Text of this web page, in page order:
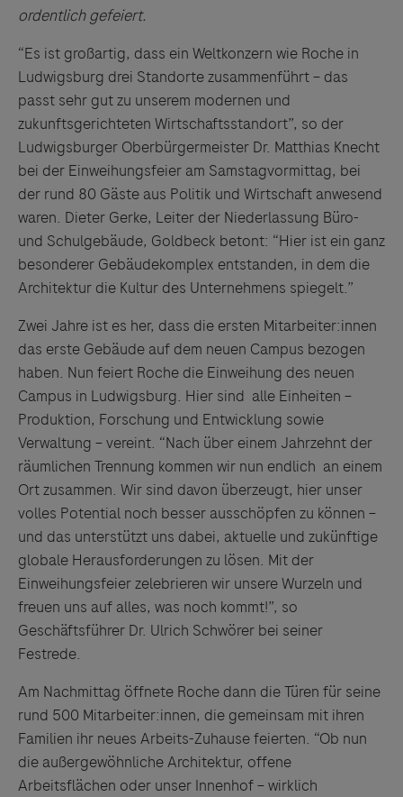
ordentlich gefeiert.
“Es ist großartig, dass ein Weltkonzern wie Roche in
Ludwigsburg drei Standorte zusammenführt – das
passt sehr gut zu unserem modernen und
zukunftsgerichteten Wirtschaftsstandort”, so der
Ludwigsburger Oberbürgermeister Dr. Matthias Knecht
bei der Einweihungsfeier am Samstagvormittag, bei
der rund 80 Gäste aus Politik und Wirtschaft anwesend
waren. Dieter Gerke, Leiter der Niederlassung Büro-
und Schulgebäude, Goldbeck betont: “Hier ist ein ganz
besonderer Gebäudekomplex entstanden, in dem die
Architektur die Kultur des Unternehmens spiegelt.”
Zwei Jahre ist es her, dass die ersten Mitarbeiter:innen
das erste Gebäude auf dem neuen Campus bezogen
haben. Nun feiert Roche die Einweihung des neuen
Campus in Ludwigsburg. Hier sind alle Einheiten –
Produktion, Forschung und Entwicklung sowie
Verwaltung – vereint. “Nach über einem Jahrzehnt der
räumlichen Trennung kommen wir nun endlich an einem
Ort zusammen. Wir sind davon überzeugt, hier unser
volles Potential noch besser ausschöpfen zu können –
und das unterstützt uns dabei, aktuelle und zukünftige
globale Herausforderungen zu lösen. Mit der
Einweihungsfeier zelebrieren wir unsere Wurzeln und
freuen uns auf alles, was noch kommt!”, so
Geschäftsführer Dr. Ulrich Schwörer bei seiner
Festrede.
Am Nachmittag öffnete Roche dann die Türen für seine
rund 500 Mitarbeiter:innen, die gemeinsam mit ihren
Familien ihr neues Arbeits-Zuhause feierten. “Ob nun
die außergewöhnliche Architektur, offene
Arbeitsflächen oder unser Innenhof – wirklich